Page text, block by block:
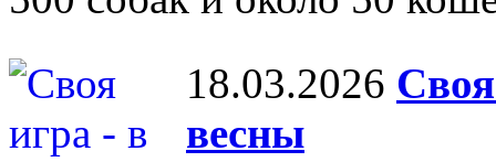
18.03.2026
весны